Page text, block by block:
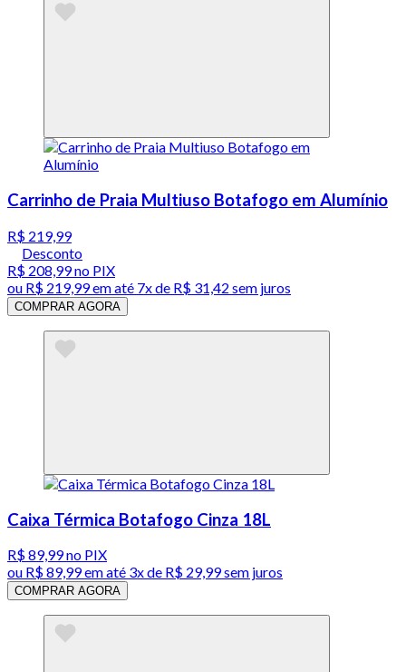
Carrinho de Praia Multiuso Botafogo em Alumínio
R$ 219,99
Desconto
R$ 208,99no PIX
ou R$ 219,99em até 7x de R$ 31,42 sem juros
COMPRAR AGORA
Caixa Térmica Botafogo Cinza 18L
R$ 89,99no PIX
ou R$ 89,99em até 3x de R$ 29,99 sem juros
COMPRAR AGORA